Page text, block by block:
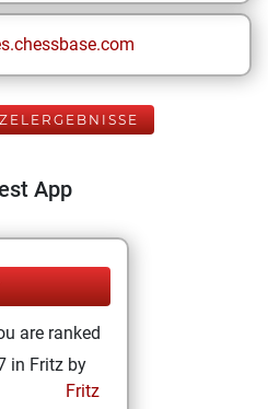
App
are ranked
in Fritz by
Fritz